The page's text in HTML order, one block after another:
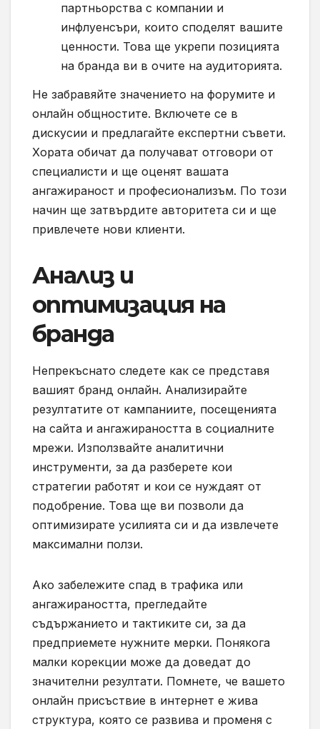
партньорства с компании и
инфлуенсъри, които споделят вашите
ценности. Това ще укрепи позицията
на бранда ви в очите на аудиторията.
Не забравяйте значението на форумите и
онлайн общностите. Включете се в
дискусии и предлагайте експертни съвети.
Хората обичат да получават отговори от
специалисти и ще оценят вашата
ангажираност и професионализъм. По този
начин ще затвърдите авторитета си и ще
привлечете нови клиенти.
Анализ и
оптимизация на
бранда
Непрекъснато следете как се представя
вашият бранд онлайн. Анализирайте
резултатите от кампаниите, посещенията
на сайта и ангажираността в социалните
мрежи. Използвайте аналитични
инструменти, за да разберете кои
стратегии работят и кои се нуждаят от
подобрение. Това ще ви позволи да
оптимизирате усилията си и да извлечете
максимални ползи.
Ако забележите спад в трафика или
ангажираността, прегледайте
съдържанието и тактиките си, за да
предприемете нужните мерки. Понякога
малки корекции може да доведат до
значителни резултати. Помнете, че вашето
онлайн присъствие в интернет е жива
структура, която се развива и променя с